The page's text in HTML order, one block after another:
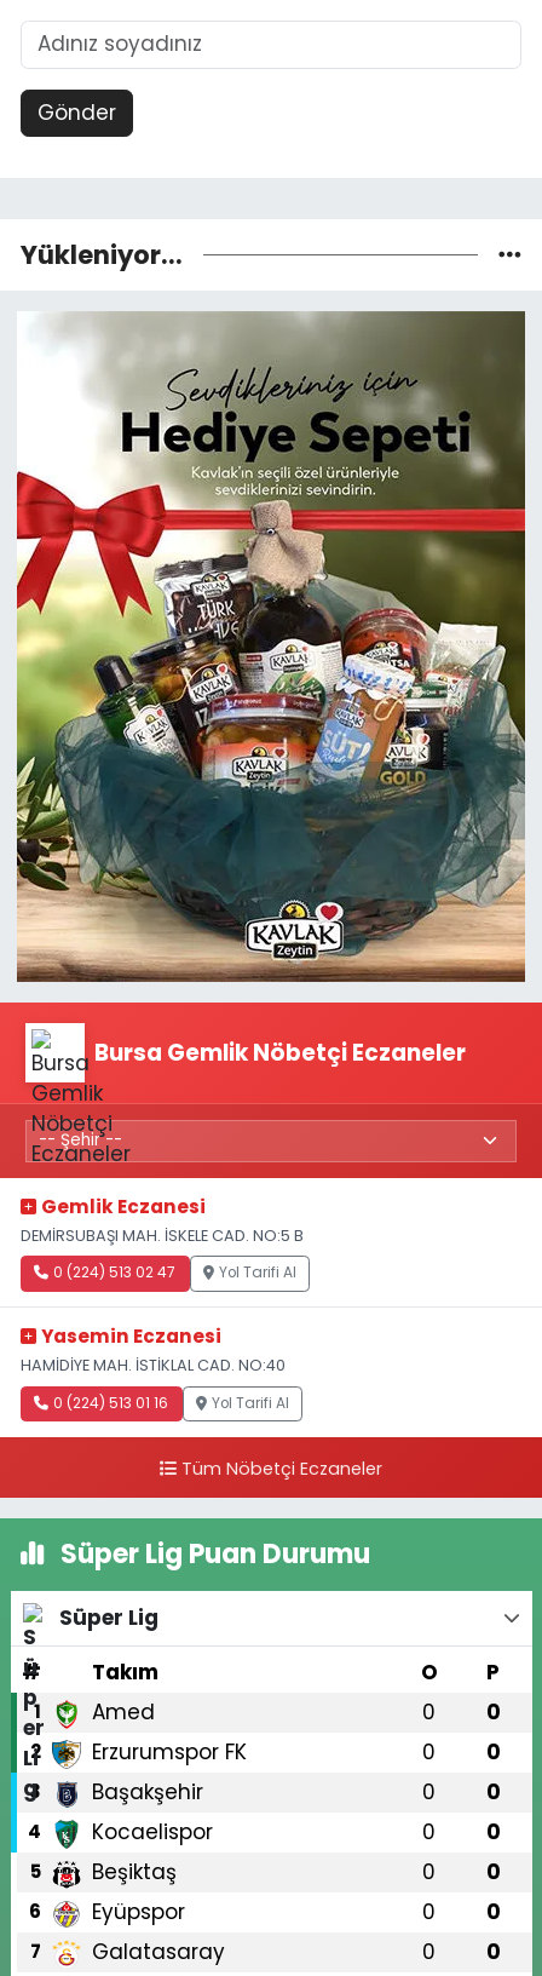
Gönder
Yükleniyor...
Bursa Gemlik Nöbetçi Eczaneler
Gemlik Eczanesi
DEMİRSUBAŞI MAH. İSKELE CAD. NO:5 B
0 (224) 513 02 47 Yol Tarifi Al
Yasemin Eczanesi
HAMİDİYE MAH. İSTİKLAL CAD. NO:40
0 (224) 513 01 16 Yol Tarifi Al
Tüm Nöbetçi Eczaneler
Süper Lig Puan Durumu
Süper Lig
#
Takım O P
1 Amed 0 0
2 Erzurumspor FK 0 0
3 Başakşehir 0 0
4 Kocaelispor 0 0
5 Beşiktaş 0 0
6 Eyüpspor 0 0
7 Galatasaray 0 0